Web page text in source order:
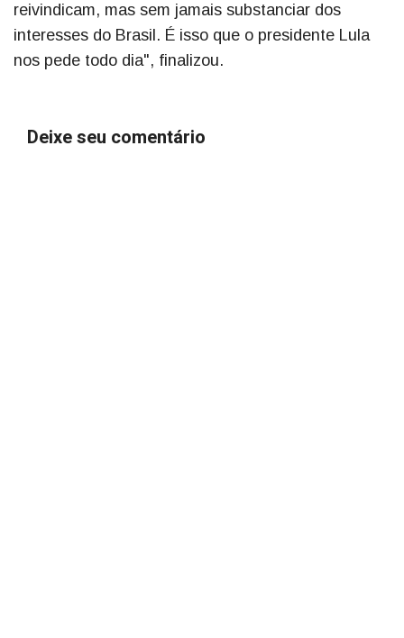
reivindicam, mas sem jamais substanciar dos
interesses do Brasil. É isso que o presidente Lula
nos pede todo dia", finalizou.
Deixe seu comentário